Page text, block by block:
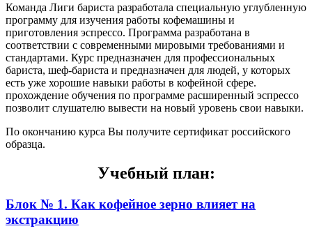
Команда Лиги бариста разработала специальную углубленную
программу для изучения работы кофемашины и
приготовления эспрессо. Программа разработана в
соответствии с современными мировыми требованиями и
стандартами. Курс предназначен для профессиональных
бариста, шеф-бариста и предназначен для людей, у которых
есть уже хорошие навыки работы в кофейной сфере.
прохождение обучения по программе расширенный эспрессо
позволит слушателю вывести на новый уровень свои навыки.
По окончанию курса Вы получите сертификат российского
образца.
Учебный план:
Блок № 1. Как кофейное зерно влияет на
экстракцию